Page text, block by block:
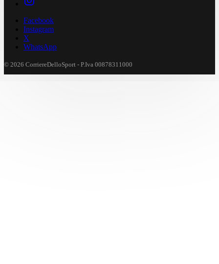
Facebook
Instagram
X
WhatsApp
© 2026 CorriereDelloSport - P.Iva 00878311000